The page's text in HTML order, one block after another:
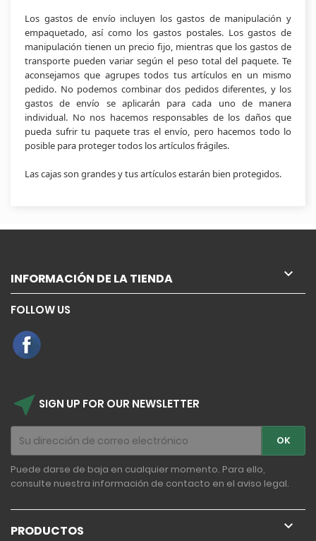
Los gastos de envío incluyen los gastos de manipulación y
empaquetado, así como los gastos postales. Los gastos de
manipulación tienen un precio fijo, mientras que los gastos de
transporte pueden variar según el peso total del paquete. Te
aconsejamos que agrupes todos tus artículos en un mismo
pedido. No podemos combinar dos pedidos diferentes, y los
gastos de envío se aplicarán para cada uno de manera
individual. No nos hacemos responsables de los daños que
pueda sufrir tu paquete tras el envío, pero hacemos todo lo
posible para proteger todos los artículos frágiles.
Las cajas son grandes y tus artículos estarán bien protegidos.
INFORMACIÓN DE LA TIENDA 
FOLLOW US
near_me SIGN UP FOR OUR NEWSLETTER
Puede darse de baja en cualquier momento. Para ello,
consulte nuestra información de contacto en el aviso legal.
PRODUCTOS 